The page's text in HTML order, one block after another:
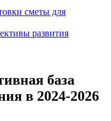
сметы для
развития
база
в 2024-2026